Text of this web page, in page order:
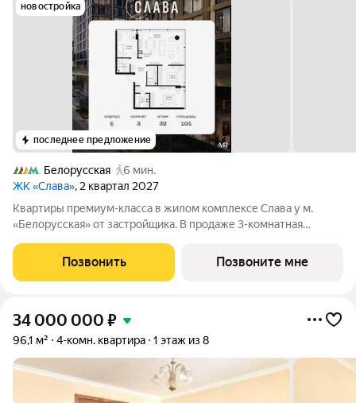
новостройка
последнее предложение
Белорусская
6 мин.
ЖК «Слава», 2 квартал 2027
Квартиры премиум-класса в жилом комплексе Слава у м.
«Белорусская» от застройщика. В продаже 3-комнатная
Новый современный жилой комплекс премиум-класса Слава
расположен в той части центра, где
Позвонить Позвоните мне
34 000 000 ₽
96,1 м² 4-комн. квартира 1 этаж из 8